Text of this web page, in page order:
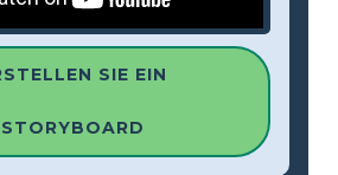
SIE EIN
STORYBOARD